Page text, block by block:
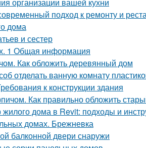
подход к ремонту и
дома
и сестер
1 Общая информация
Как обложить деревянный дом
отделать ванную комнату
к конструкции здания
Как правильно обложить
дома в Revit: подходы и
домах. Брежневка
балконной двери снаружи